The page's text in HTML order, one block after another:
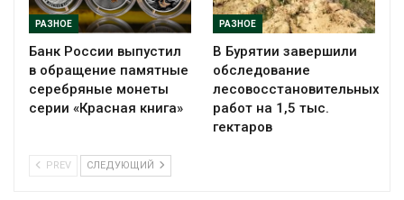
РАЗНОЕ
Банк России выпустил
в обращение памятные
серебряные монеты
серии «Красная книга»
РАЗНОЕ
В Бурятии завершили
обследование
лесовосстановительных
работ на 1,5 тыс.
гектаров
PREV СЛЕДУЮЩИЙ